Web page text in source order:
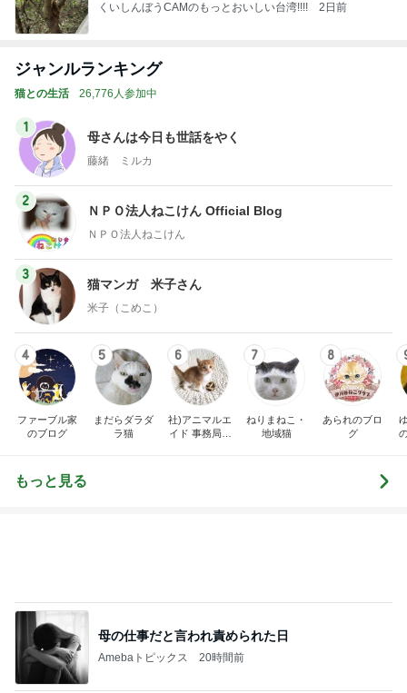
くいしんぼうCAMのもっとおいしい台湾!!!! 2日前
ジャンルランキング
猫との生活 26,776人参加中
1
母さんは今日も世話をやく
藤緒 ミルカ
2
ＮＰＯ法人ねこけん Official Blog
ＮＰＯ法人ねこけん
3
猫マンガ 米子さん
米子（こめこ）
4
ファーブル家
のブログ
5
まだらダラダ
ラ猫
6
社)アニマルエ
イド 事務局＆
7
ねりまねこ・
地域猫
8
あられのブロ
グ
もっと見る
一人いないだけで変わってしまった日常
Amebaトピックス 2日前